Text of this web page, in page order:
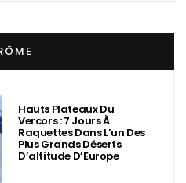
Hauts Plateaux Du
Vercors : 7 Jours À
Raquettes Dans L’un Des
Plus Grands Déserts
D’altitude D’Europe